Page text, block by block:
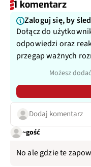
1 komentarz
Zaloguj się, by
Dołącz do
odpowiedzi oraz
przegap ważnych
Możesz
Dodaj komentarz
~gość
No ale gdzie te